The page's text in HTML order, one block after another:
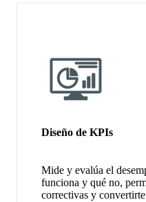
Diseño de KPIs
Mide y evalúa el
funciona y qué no,
correctivas y